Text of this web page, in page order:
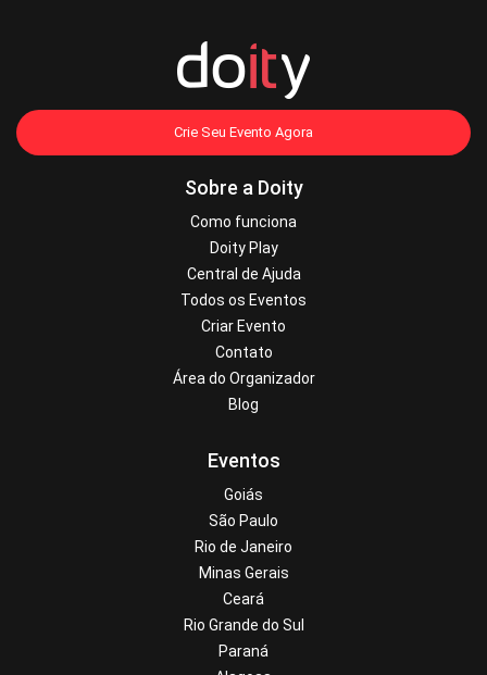
Crie Seu Evento Agora
Sobre a Doity
Como funciona
Doity Play
Central de Ajuda
Todos os Eventos
Criar Evento
Contato
Área do Organizador
Blog
Eventos
Goiás
São Paulo
Rio de Janeiro
Minas Gerais
Ceará
Rio Grande do Sul
Paraná